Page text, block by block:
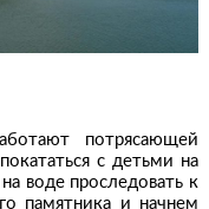
потрясающей
с детьми на
воде проследовать к
памятника и начнем